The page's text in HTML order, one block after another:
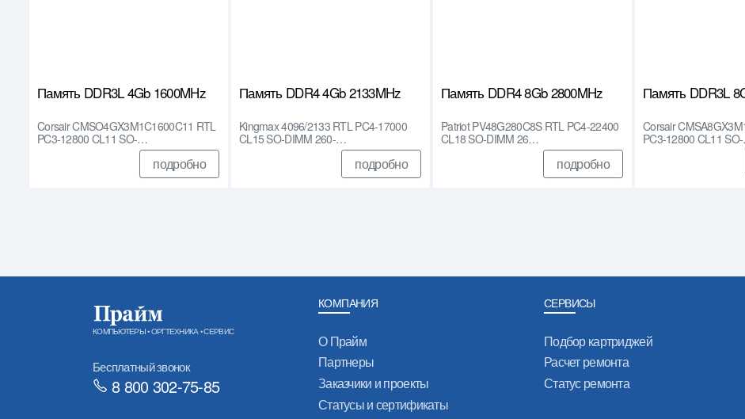
Память DDR3L 4Gb 1600MHz
Corsair CMSO4GX3M1C1600C11 RTL
PC3-12800 CL11 SO-…
подробно
Память DDR4 4Gb 2133MHz
Kingmax 4096/2133 RTL PC4-17000
CL15 SO-DIMM 260-…
подробно
Память DDR4 8Gb 2800MHz
Patriot PV48G280C8S RTL PC4-22400
CL18 SO-DIMM 26…
подробно
Память DDR3L
Corsair
PC3-12800 CL11
КОМПЬЮТЕРЫ • ОРГТЕХНИКА • СЕРВИС
Бесплатный звонок
8 800 302-75-85
КОМПАНИЯ
О Прайм
Партнеры
Заказчики и проекты
Статусы и сертификаты
СЕРВИСЫ
Подбор картриджей
Расчет ремонта
Статус ремонта